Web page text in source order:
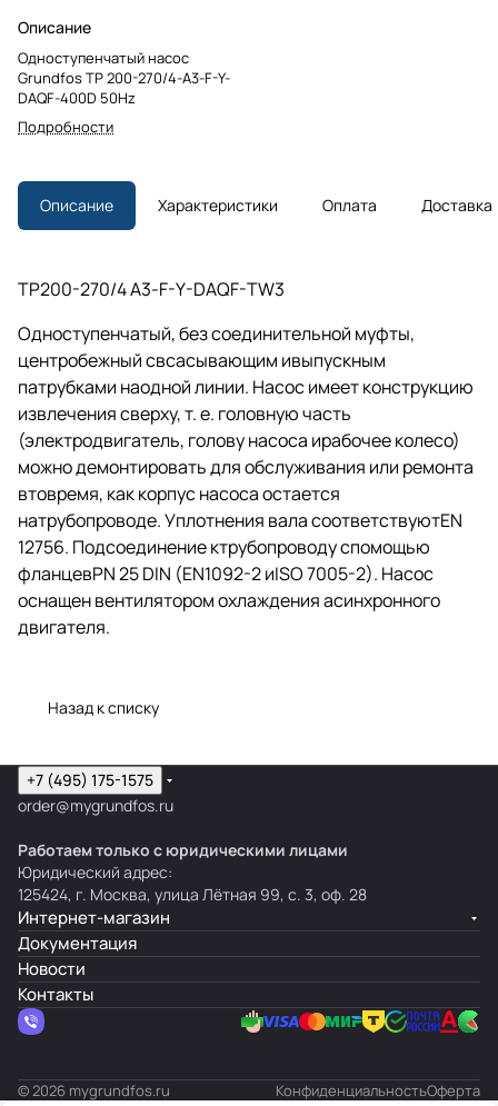
Описание
Одноступенчатый насос
Grundfos TP 200-270/4-A3-F-Y-
DAQF-400D 50Hz
Подробности
Описание Характеристики Оплата Доставка
TP200-270/4 A3-F-Y-DAQF-TW3
Одноступенчатый, без соединительной муфты,
центробежный свсасывающим ивыпускным
патрубками наодной линии. Насос имеет конструкцию
извлечения сверху,т. е. головную часть
(электродвигатель, голову насоса ирабочее колесо)
можно демонтировать для обслуживания или ремонта
втовремя, как корпус насоса остается
натрубопроводе. Уплотнения вала соответствуютEN
12756. Подсоединение ктрубопроводу спомощью
фланцевPN 25 DIN (EN1092-2 иISO 7005-2). Насос
оснащен вентилятором охлаждения асинхронного
двигателя.
Назад к списку
+7 (495) 175-1575
order@mygrundfos.ru
Работаем только с юридическими лицами
Юридический адрес:
125424, г. Москва, улица Лётная 99, с. 3, оф. 28
Интернет-магазин
Документация
Новости
Контакты
© 2026 mygrundfos.ru КонфиденциальностьОферта